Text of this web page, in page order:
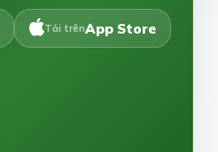
Tải trênApp Store